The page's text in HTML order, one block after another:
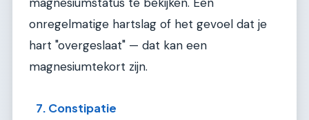
onregelmatige hartslag of het gevoel dat je
hart "overgeslaat" — dat kan een
magnesiumtekort zijn.
7. Constipatie